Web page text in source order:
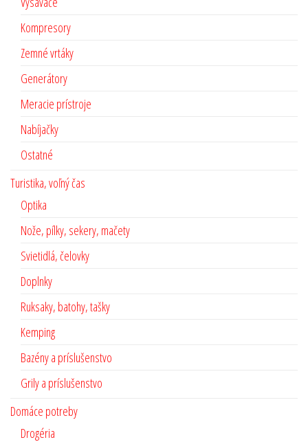
Kompresory
Zemné vrtáky
Generátory
Meracie prístroje
Nabíjačky
Ostatné
Turistika, voľný čas
Optika
Nože, pílky, sekery, mačety
Svietidlá, čelovky
Doplnky
Ruksaky, batohy, tašky
Kemping
Bazény a príslušenstvo
Grily a príslušenstvo
Domáce potreby
Drogéria